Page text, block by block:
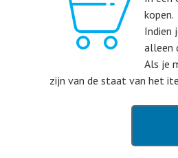
kopen.
Indien
alleen
Als je
zijn van de staat van het